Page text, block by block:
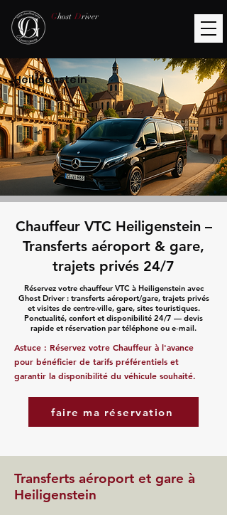
Ghost Driver
Heiligenstein
Chauffeur VTC Heiligenstein –
Transferts aéroport & gare,
trajets privés 24/7
Réservez votre chauffeur VTC à Heiligenstein avec
Ghost Driver : transferts aéroport/gare, trajets privés
et visites de centre-ville, gare, sites touristiques.
Ponctualité, confort et disponibilité 24/7 — devis
rapide et réservation par téléphone ou e‑mail.
Astuce : Réservez votre Chauffeur à l'avance
pour bénéficier de tarifs préférentiels et
garantir la disponibilité du véhicule souhaité.
faire ma réservation
Transferts aéroport et gare à
Heiligenstein